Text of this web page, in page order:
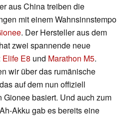
aus China treiben die
mit einem Wahnsinnstempo
. Der Hersteller aus dem
zwei spannende neue
Elife E8 und Marathon M5.
wir über das rumänische
auf dem nun offiziell
basiert. Und auch zum
Akku gab es bereits eine